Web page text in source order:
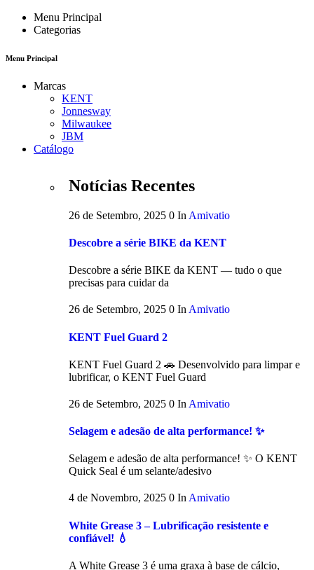
Menu Principal
Categorias
Menu Principal
Marcas
KENT
Jonnesway
Milwaukee
JBM
Catálogo
Notícias Recentes
26 de Setembro, 2025 0 In Amivatio
Descobre a série BIKE da KENT
Descobre a série BIKE da KENT — tudo o que
precisas para cuidar da
26 de Setembro, 2025 0 In Amivatio
KENT Fuel Guard 2
KENT Fuel Guard 2 🚗 Desenvolvido para limpar e
lubrificar, o KENT Fuel Guard
26 de Setembro, 2025 0 In Amivatio
Selagem e adesão de alta performance! ✨
Selagem e adesão de alta performance! ✨ O KENT
Quick Seal é um selante/adesivo
4 de Novembro, 2025 0 InAmivatio
White Grease 3 – Lubrificação resistente e
confiável! 💧
A White Grease 3 é uma graxa à base de cálcio,